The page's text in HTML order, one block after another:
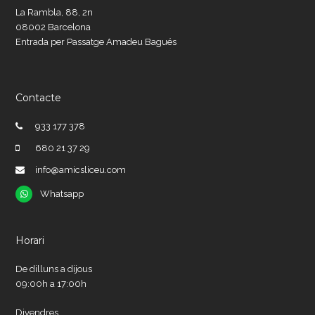
La Rambla, 88, 2n
08002 Barcelona
Entrada per Passatge Amadeu Bagués
Contacte
933 177 378
680 21 37 29
info@amicsliceu.com
Whatsapp
Whatsapp
Horari
De dilluns a dijous
09:00h a 17:00h
Divendres